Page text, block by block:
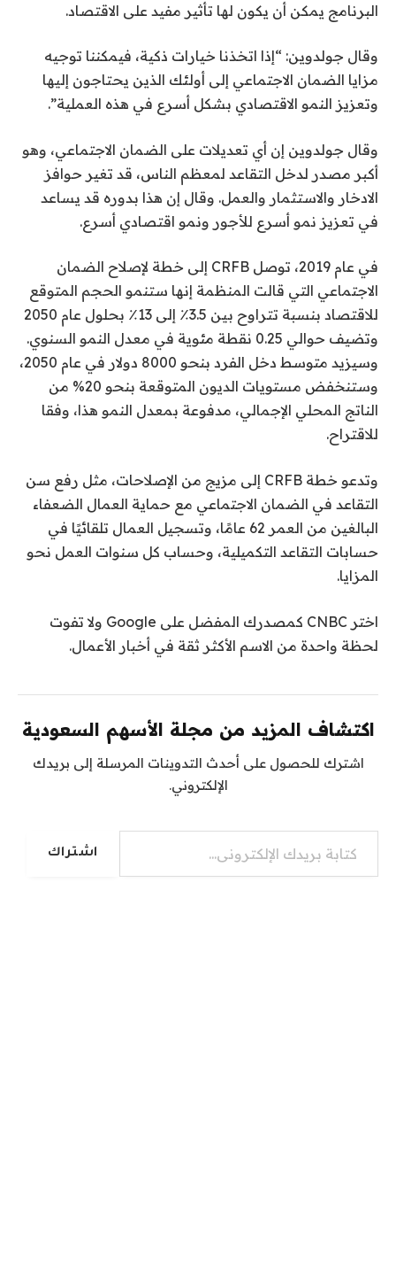
البرنامج يمكن أن يكون لها تأثير مفيد على الاقتصاد.
وقال جولدوين: “إذا اتخذنا خيارات ذكية، فيمكننا توجيه
مزايا الضمان الاجتماعي إلى أولئك الذين يحتاجون إليها
وتعزيز النمو الاقتصادي بشكل أسرع في هذه العملية”.
وقال جولدوين إن أي تعديلات على الضمان الاجتماعي، وهو
أكبر مصدر لدخل التقاعد لمعظم الناس، قد تغير حوافز
الادخار والاستثمار والعمل. وقال إن هذا بدوره قد يساعد
في تعزيز نمو أسرع للأجور ونمو اقتصادي أسرع.
في عام 2019، توصل CRFB إلى خطة لإصلاح الضمان
الاجتماعي التي قالت المنظمة إنها ستنمو الحجم المتوقع
للاقتصاد بنسبة تتراوح بين 3.5٪ إلى 13٪ بحلول عام 2050
وتضيف حوالي 0.25 نقطة مئوية في معدل النمو السنوي.
وسيزيد متوسط ​​دخل الفرد بنحو 8000 دولار في عام 2050،
وستنخفض مستويات الديون المتوقعة بنحو 20% من
الناتج المحلي الإجمالي، مدفوعة بمعدل النمو هذا، وفقا
للاقتراح.
وتدعو خطة CRFB إلى مزيج من الإصلاحات، مثل رفع سن
التقاعد في الضمان الاجتماعي مع حماية العمال الضعفاء
البالغين من العمر 62 عامًا، وتسجيل العمال تلقائيًا في
حسابات التقاعد التكميلية، وحساب كل سنوات العمل نحو
المزايا.
اختر CNBC كمصدرك المفضل على Google ولا تفوت
لحظة واحدة من الاسم الأكثر ثقة في أخبار الأعمال.
اكتشاف المزيد من مجلة الأسهم السعودية
اشترك للحصول على أحدث التدوينات المرسلة إلى بريدك
الإلكتروني.
كتابة بريدك الإلكتروني...
اشتراك